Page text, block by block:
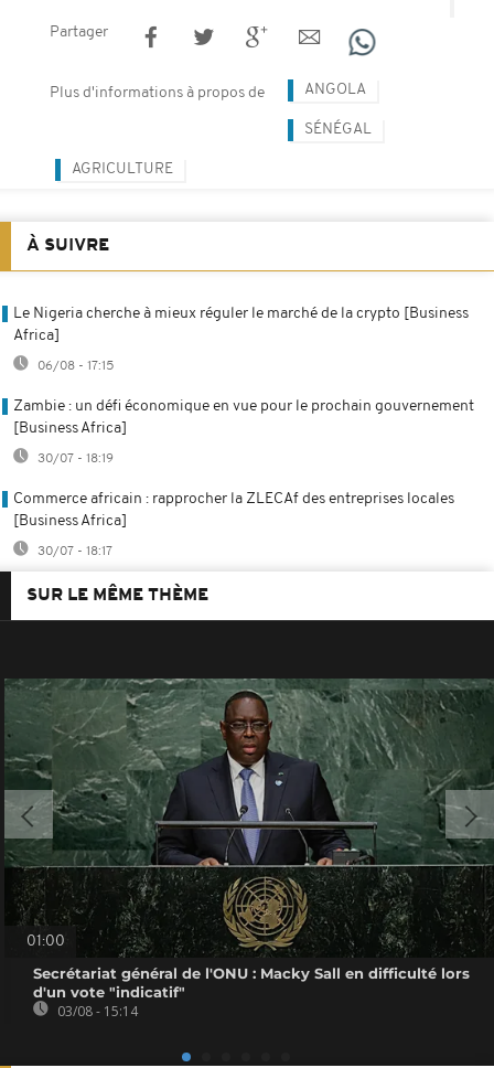
Partager
Plus d'informations à propos de ANGOLA
SÉNÉGAL
AGRICULTURE
À SUIVRE
Le Nigeria cherche à mieux réguler le marché de la crypto [Business
Africa]
06/08 - 17:15
Zambie : un défi économique en vue pour le prochain gouvernement
[Business Africa]
30/07 - 18:19
Commerce africain : rapprocher la ZLECAf des entreprises locales
[Business Africa]
30/07 - 18:17
SUR LE MÊME THÈME
01:00
Secrétariat général de l'ONU : Macky Sall en difficulté lors
d'un vote "indicatif"
03/08 - 15:14